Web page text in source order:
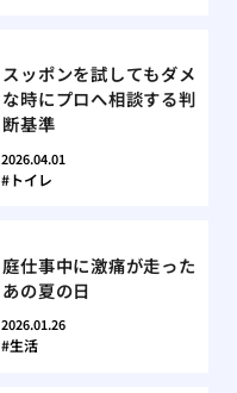
スッポンを試してもダメ
な時にプロへ相談する判
断基準
2026.04.01
トイレ
庭仕事中に激痛が走った
あの夏の日
2026.01.26
生活